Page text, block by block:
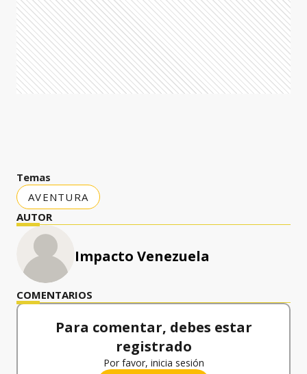
Temas
AVENTURA
AUTOR
Impacto Venezuela
COMENTARIOS
Para comentar, debes estar
registrado
Por favor, inicia sesión